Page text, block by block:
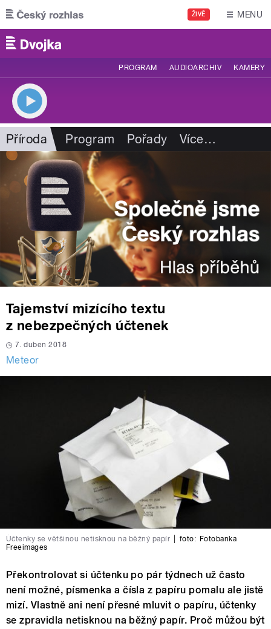
Přejít k hlavnímu obsahu
ŽIVĚ MENU
PROGRAM AUDIOARCHIV KAMERY
Příroda Program Pořady Více…
Tajemství mizícího textu
z nebezpečných účtenek
7. duben 2018
Meteor
Účtenky se většinou netisknou na běžný papír foto: Fotobanka
Freeimages
Překontrolovat si účtenku po pár týdnech už často
není možné, písmenka a čísla z papíru pomalu ale jistě
mizí. Vlastně ani není přesné mluvit o papíru, účtenky
se zpravidla netisknou na běžný papír. Proč můžou být